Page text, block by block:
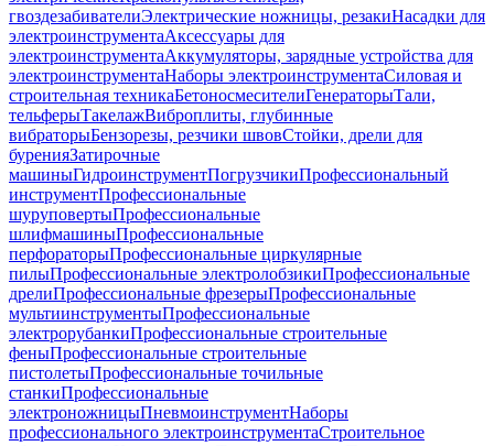
гвоздезабивателиЭлектрические ножницы, резакиНасадки для
электроинструментаАксессуары для
электроинструментаАккумуляторы, зарядные устройства для
электроинструментаНаборы электроинструментаСиловая и
строительная техникаБетоносмесителиГенераторыТали,
тельферыТакелажВиброплиты, глубинные
вибраторыБензорезы, резчики швовСтойки, дрели для
буренияЗатирочные
машиныГидроинструментПогрузчикиПрофессиональный
инструментПрофессиональные
шуруповертыПрофессиональные
шлифмашиныПрофессиональные
перфораторыПрофессиональные циркулярные
пилыПрофессиональные электролобзикиПрофессиональные
дрелиПрофессиональные фрезерыПрофессиональные
мультиинструментыПрофессиональные
электрорубанкиПрофессиональные строительные
феныПрофессиональные строительные
пистолетыПрофессиональные точильные
станкиПрофессиональные
электроножницыПневмоинструментНаборы
профессионального электроинструментаСтроительное